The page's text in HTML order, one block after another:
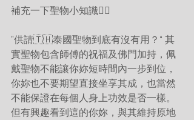
補充一下聖物小知識👇🏻
”供請🇹🇭泰國聖物到底有沒有用？“ 其
實聖物包含師傅的祝福及佛門加持，佩
戴聖物不能讓你妳短時間內一步到位，
你妳也不要期望直接坐享其成，也當然
不能保證在每個人身上功效是否一樣。
但有興趣看到這的你妳，與其維持原地